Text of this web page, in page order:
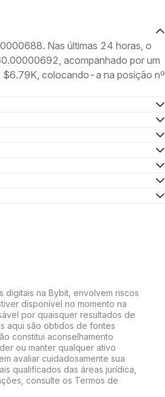
Nas últimas 24 horas, o
acompanhado por um
$6.79K, colocando-a na posição nº
digitais na Bybit, envolvem riscos
disponível no momento na
por quaisquer resultados de
aqui são obtidos de fontes
constitui aconselhamento
ou manter qualquer ativo
avaliar cuidadosamente sua
qualificados das áreas jurídica,
consulte os Termos de